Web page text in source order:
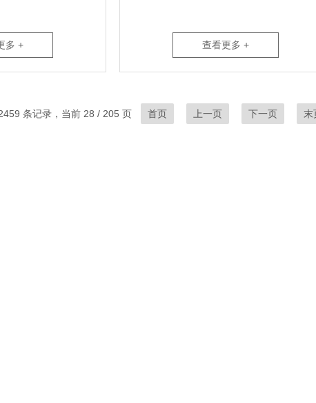
多 + 查看更多 +
条记录，当前 28 / 205 页 首页 上一页 下一页 末